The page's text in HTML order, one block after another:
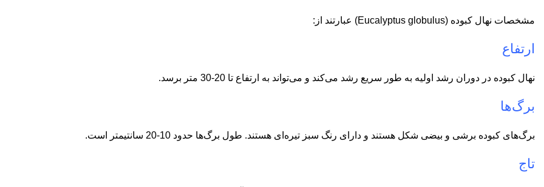
مشخصات نهال کبوده (Eucalyptus globulus) عبارتند از:
ارتفاع
نهال کبوده در دوران رشد اولیه به طور سریع رشد می‌کند و می‌تواند به ارتفاع تا 20-30 متر برسد.
برگ‌ها
برگ‌های کبوده برشی و بیضی شکل هستند و دارای رنگ سبز تیره‌ای هستند. طول برگ‌ها حدود 10-20 سانتیمتر است.
تاج